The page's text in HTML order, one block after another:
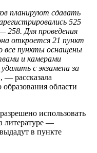
планируют сдавать
525
258. Для проведения
откроется 21 пункт
все пункты оснащены
и камерами
с экзамена за
, — рассказала
области
использовать
литературе —
в пункте